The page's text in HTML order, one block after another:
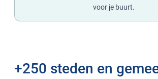
voor je buurt.
+250 steden en